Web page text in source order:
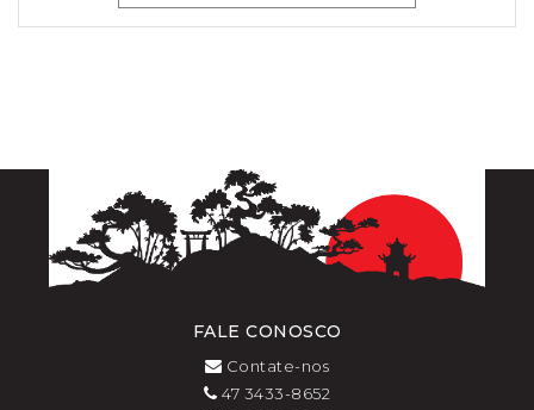
FALE CONOSCO
Contate-nos
47 3433-8652